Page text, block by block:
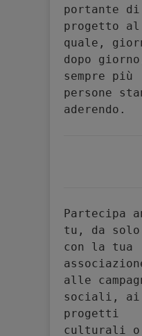
portante di
progetto al
quale,
dopo
sempre più
persone
aderendo.
Partecipa
tu, da solo
con la tua
alle
sociali, ai
progetti
culturali